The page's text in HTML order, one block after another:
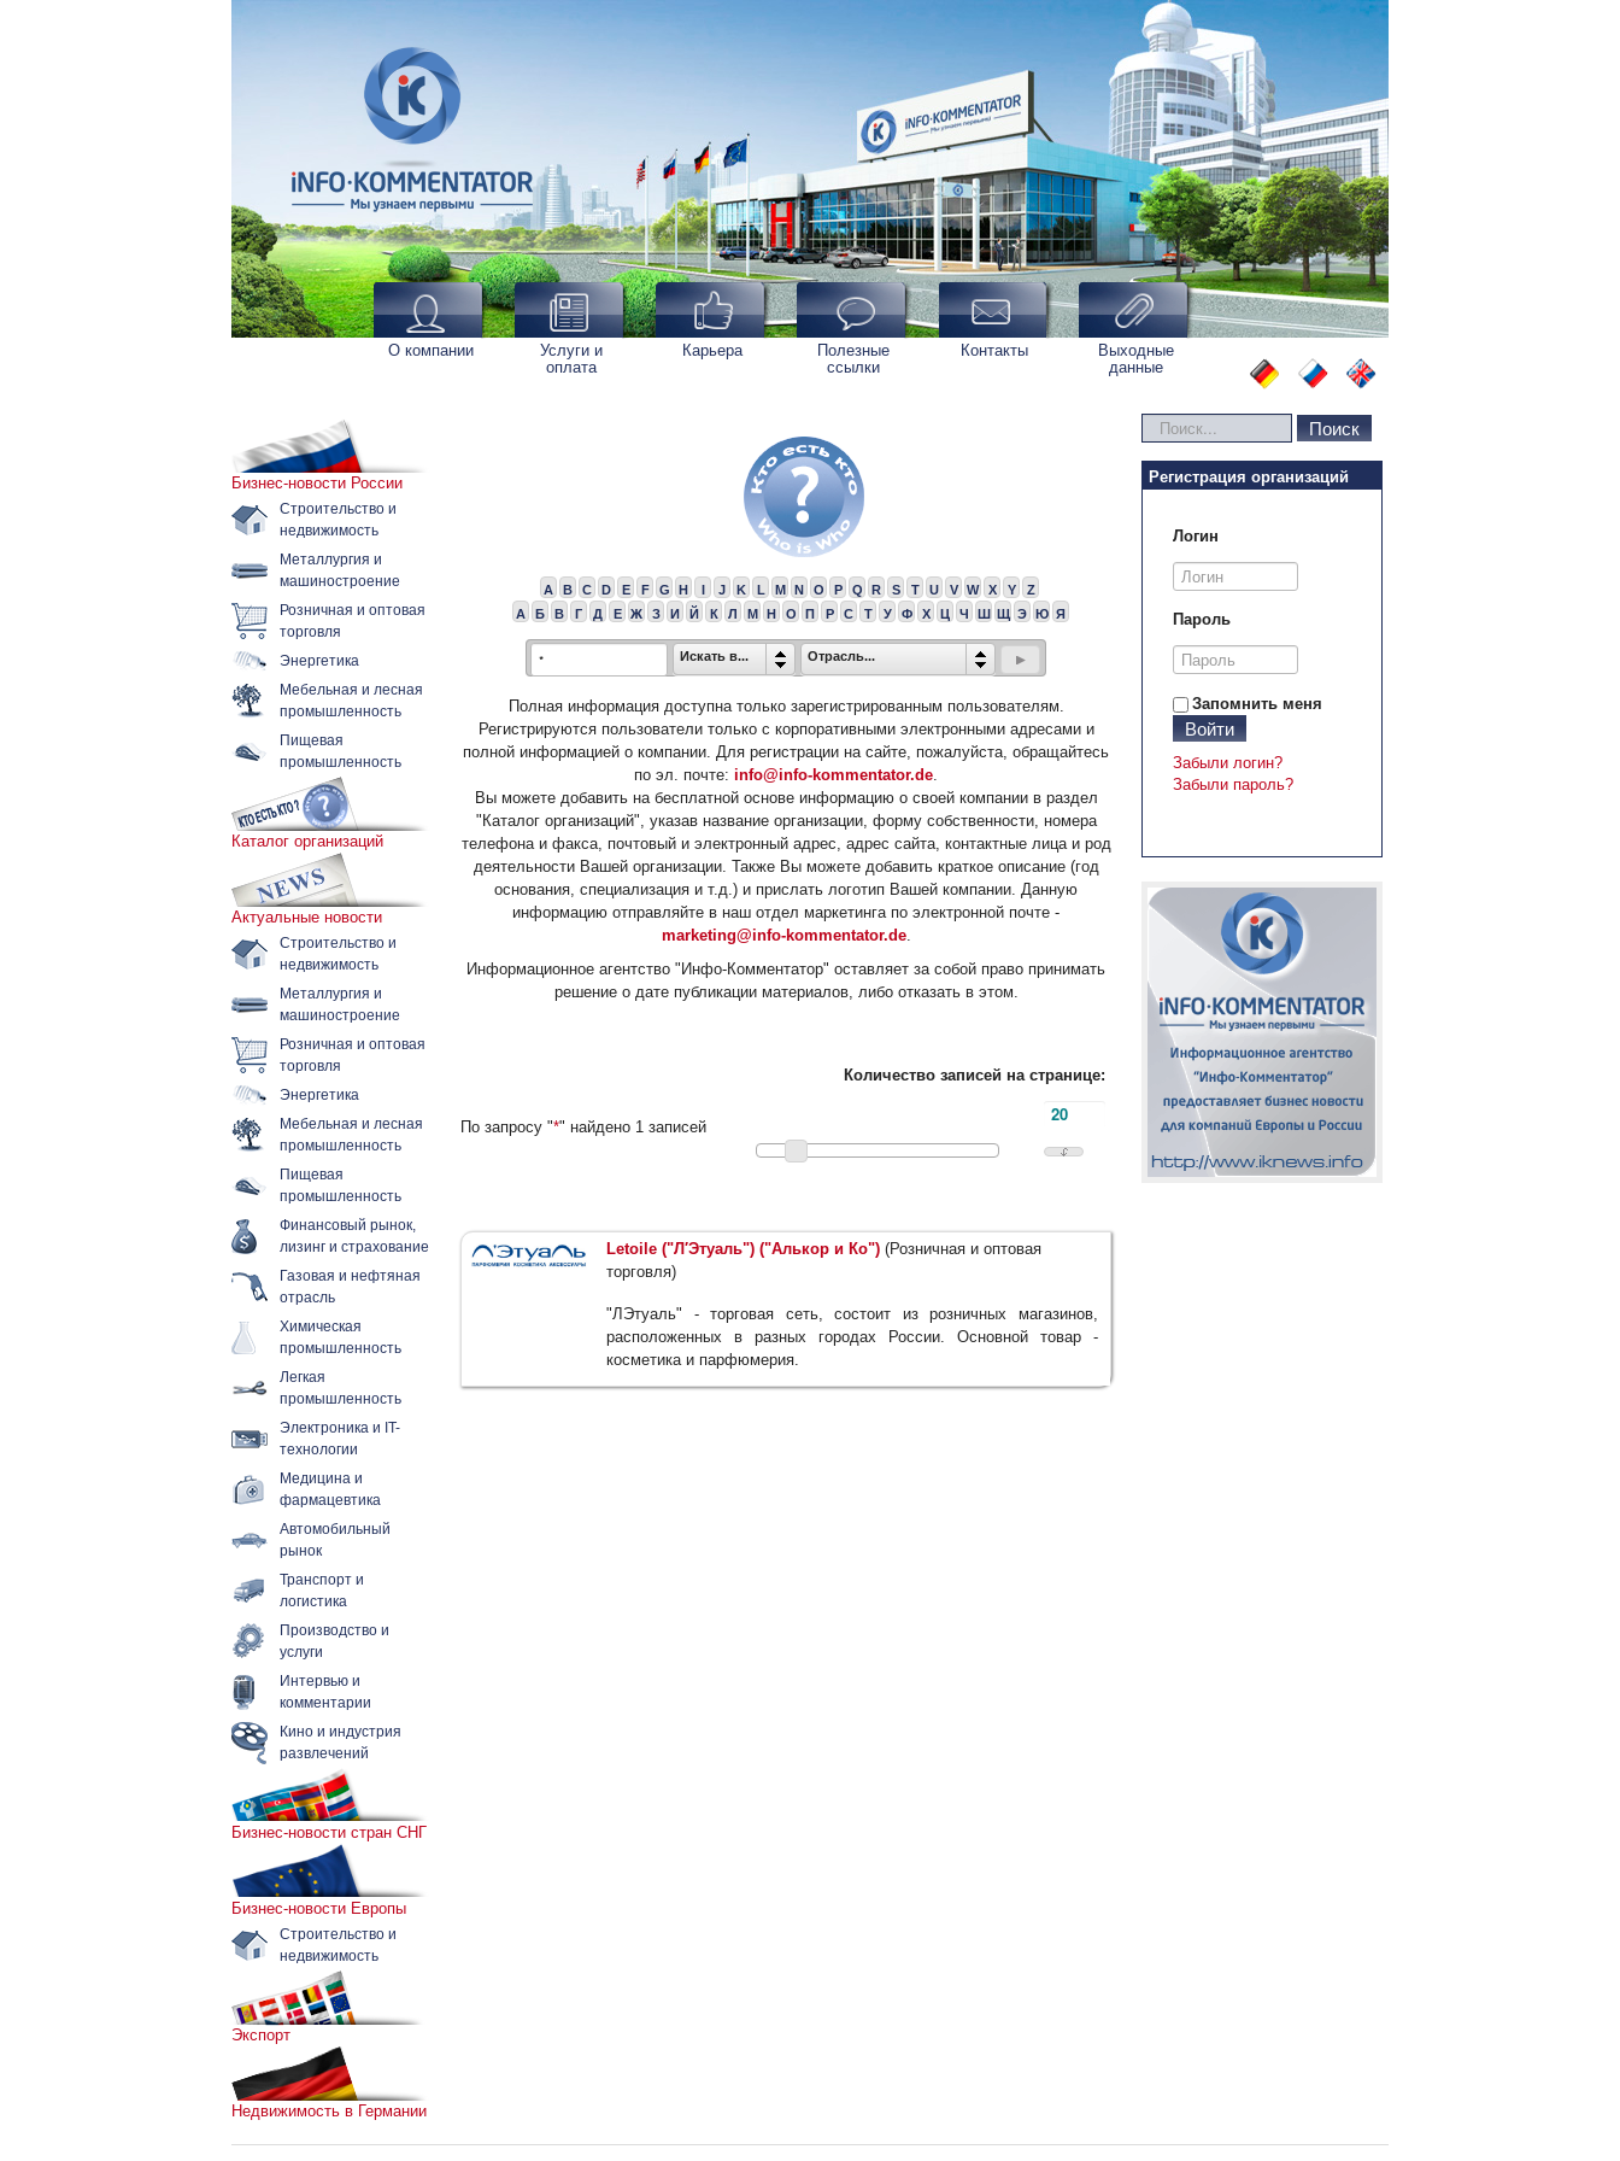
О компании
Услуги и
оплата
Карьера
Полезные
ссылки
Контакты
Выходные
данные
Бизнес-новости России
Строительство и
недвижимость
Металлургия и
машиностроение
Розничная и оптовая
торговля
Энергетика
Мебельная и лесная
промышленность
Пищевая
промышленность
Каталог организаций
Актуальные новости
Строительство и
недвижимость
Металлургия и
машиностроение
Розничная и оптовая
торговля
Энергетика
Мебельная и лесная
промышленность
Пищевая
промышленность
Финансовый рынок,
лизинг и страхование
Газовая и нефтяная
отрасль
Химическая
промышленность
Легкая
промышленность
Электроника и IT-
технологии
Медицина и
фармацевтика
Автомобильный
рынок
Транспорт и
логистика
Производство и
услуги
Интервью и
комментарии
Кино и индустрия
развлечений
Бизнес-новости стран СНГ
Бизнес-новости Европы
Строительство и
недвижимость
Экспорт
Недвижимость в Германии
A B C D E F G H I J K L M N O P Q R S T U V W X Y
Z
А
Б В Г Д Е Ж З И Й К Л М Н О П Р С Т У Ф Х Ц Ч Ш Щ Э Ю Я
Искать в... Отрасль...
Полная информация доступна только зарегистрированным пользователям.
Регистрируются пользователи только с корпоративными электронными адресами и
полной информацией о компании. Для регистрации на сайте, пожалуйста, обращайтесь
по эл. почте: info@info-kommentator.de.
Вы можете добавить на бесплатной основе информацию о своей компании в раздел
"Каталог организаций", указав название организации, форму собственности, номера
телефона и факса, почтовый и электронный адрес, адрес сайта, контактные лица и род
деятельности Вашей организации. Также Вы можете добавить краткое описание (год
основания, специализация и т.д.) и прислать логотип Вашей компании. Данную
информацию отправляйте в наш отдел маркетинга по электронной почте -
marketing@info-kommentator.de.
Информационное агентство "Инфо-Комментатор" оставляет за собой право принимать
решение о дате публикации материалов, либо отказать в этом.
По запросу "*" найдено 1 записей
Количество записей на странице:
Letoile ("Л′Этуаль") ("Алькор и Ко") (Розничная и оптовая
торговля)
"ЛЭтуаль" - торговая сеть, состоит из розничных магазинов,
расположенных в разных городах России. Основной товар -
косметика и парфюмерия.
Искать... Поиск
Регистрация организаций
Логин
Пароль
Запомнить меня
Войти
Забыли логин?
Забыли пароль?